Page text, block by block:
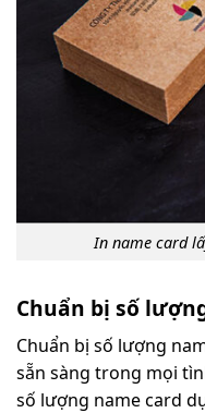
In name card
Chuẩn bị số
Chuẩn bị số lượng
sẵn sàng trong mọi
số lượng name card